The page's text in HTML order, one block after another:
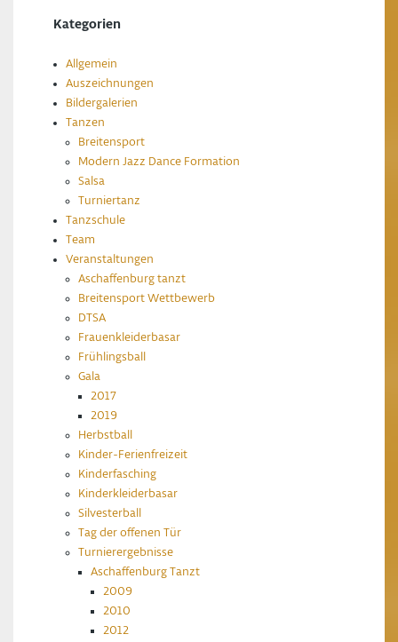
Kategorien
Allgemein
Auszeichnungen
Bildergalerien
Tanzen
Breitensport
Modern Jazz Dance Formation
Salsa
Turniertanz
Tanzschule
Team
Veranstaltungen
Aschaffenburg tanzt
Breitensport Wettbewerb
DTSA
Frauenkleiderbasar
Frühlingsball
Gala
2017
2019
Herbstball
Kinder-Ferienfreizeit
Kinderfasching
Kinderkleiderbasar
Silvesterball
Tag der offenen Tür
Turnierergebnisse
Aschaffenburg Tanzt
2009
2010
2012